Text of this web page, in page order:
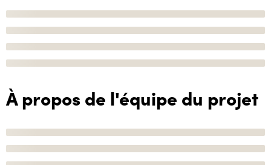
À propos de l'équipe du projet